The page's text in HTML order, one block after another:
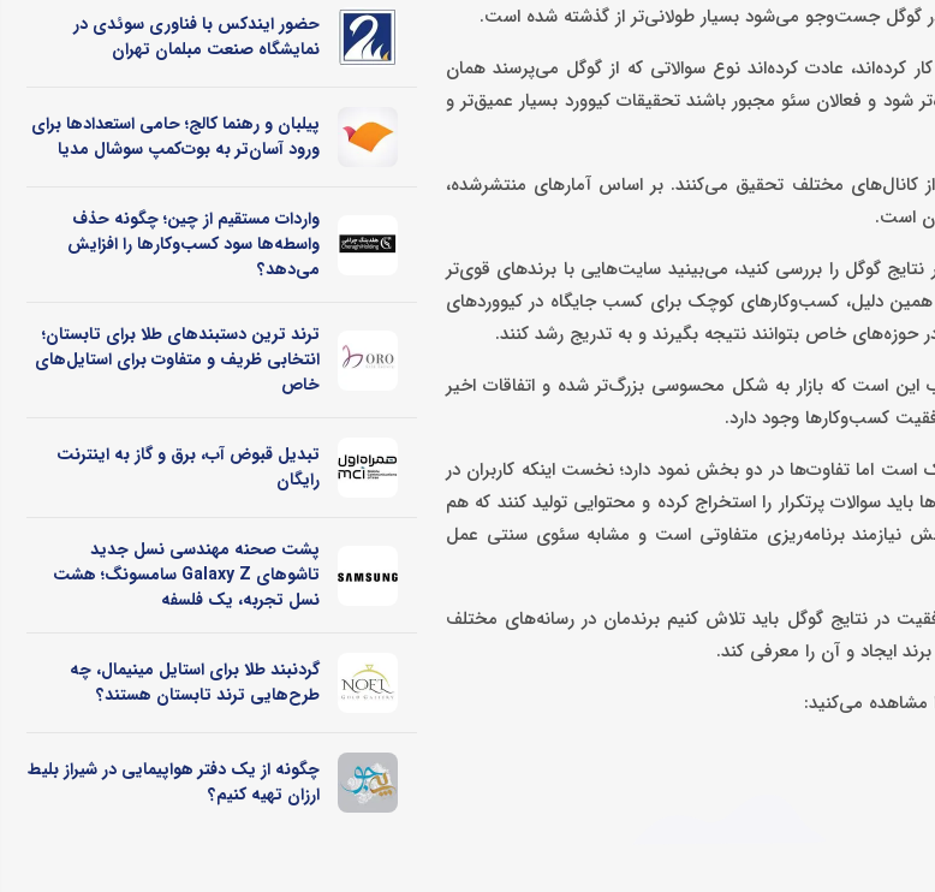
گوگل جست‌وجو می‌شود بسیار طولانی‌تر از گذشته شده است.
عادت کرده‌اند نوع سوالاتی که از گوگل می‌پرسند همان
و فعالان سئو مجبور باشند تحقیقات کیوورد بسیار عمیق‌تر و
کانال‌های مختلف تحقیق می‌کنند. بر اساس آمارهای منتشرشده،
گوگل را بررسی کنید، می‌بینید سایت‌هایی با برندهای قوی‌تر
همین دلیل، کسب‌وکارهای کوچک برای کسب جایگاه در کیووردهای
حوزه‌های خاص بتوانند نتیجه بگیرند و به‌ تدریج رشد کنند.
این است که بازار به شکل محسوسی بزرگ‌تر شده و اتفاقات اخیر
کسب‌وکارها وجود دارد.
کرد: حدود ۸۰ تا ۹۰ درصد از تغییرات مشترک است اما تفاوت‌ها در دو بخش نمود دارد؛ نخست اینکه کاربران در
سوالات پرتکرار را استخراج کرده و محتوایی تولید کنند که هم
برنامه‌ریزی متفاوتی است و مشابه سئوی سنتی عمل
در نتایج گوگل باید تلاش کنیم برندمان در رسانه‌های مختلف
ایجاد و آن را معرفی کند.
مشاهده می‌کنید:
حضور ایندکس با فناوری سوئدی در
نمایشگاه صنعت مبلمان تهران
پیلبان و رهنما کالج؛ حامی استعدادها برای
ورود آسان‌تر به بوت‌کمپ سوشال مدیا
واردات مستقیم از چین؛ چگونه حذف
واسطه‌ها سود کسب‌وکارها را افزایش
می‌دهد؟
ترند ترین دستبندهای طلا برای تابستان؛
انتخابی ظریف و متفاوت برای استایل‌های
خاص
تبدیل قبوض آب، برق و گاز به اینترنت
رایگان
پشت صحنه مهندسی نسل جدید
تاشوهای Galaxy Z سامسونگ؛ هشت
نسل تجربه، یک فلسفه
گردنبند طلا برای استایل مینیمال، چه
طرح‌هایی ترند تابستان هستند؟
چگونه از یک دفتر هواپیمایی در شیراز بلیط
ارزان تهیه کنیم؟